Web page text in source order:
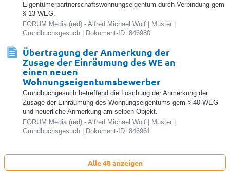
Eigentümerpartnerschaftswohnungseigentum durch Verbindung gem
§ 13 WEG.
FORUM Media (red) - Alfred Michael Wolf | Muster |
Grundbuchsgesuch | Dokument-ID: 846980
Übertragung der Anmerkung der
Zusage der Einräumung des WE an
einen neuen
Wohnungseigentumsbewerber
Grundbuchgesuch betreffend die Löschung der Anmerkung der
Zusage der Einräumung des Wohnungseigentums gem § 40 WEG
und neuerliche Anmerkung am selben Objekt.
FORUM Media (red) - Alfred Michael Wolf | Muster |
Grundbuchsgesuch | Dokument-ID: 846961
Alle 48 anzeigen